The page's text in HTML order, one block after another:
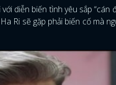
diễn biến tình yêu sắp “cán
Ri sẽ gặp phải biến cố mà